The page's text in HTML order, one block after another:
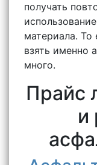
получать
материала.
взять именно
много.
Прайс
и